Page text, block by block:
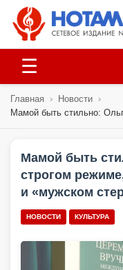
☰
Главная › Новости ›
Мамой быть стильно:
Мамой быть
строгом
и «мужском
НОВОСТИ КУЛЬТУРА